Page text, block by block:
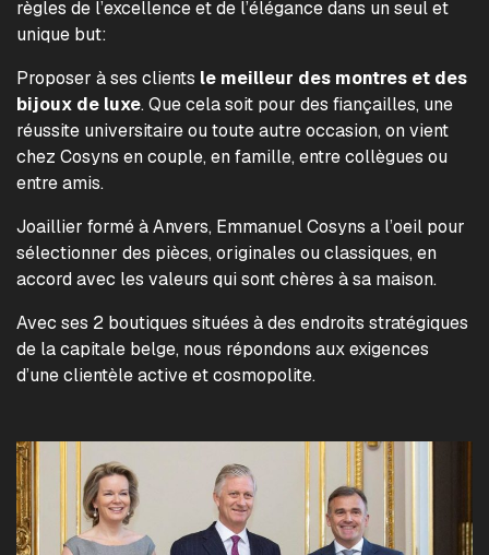
règles de l’excellence et de l’élégance dans un seul et
unique but:
Proposer à ses clients le meilleur des montres et des
bijoux de luxe. Que cela soit pour des fiançailles, une
réussite universitaire ou toute autre occasion, on vient
chez Cosyns en couple, en famille, entre collègues ou
entre amis.
Joaillier formé à Anvers, Emmanuel Cosyns a l’oeil pour
sélectionner des pièces, originales ou classiques, en
accord avec les valeurs qui sont chères à sa maison.
Avec ses 2 boutiques situées à des endroits stratégiques
de la capitale belge, nous répondons aux exigences
d’une clientèle active et cosmopolite.